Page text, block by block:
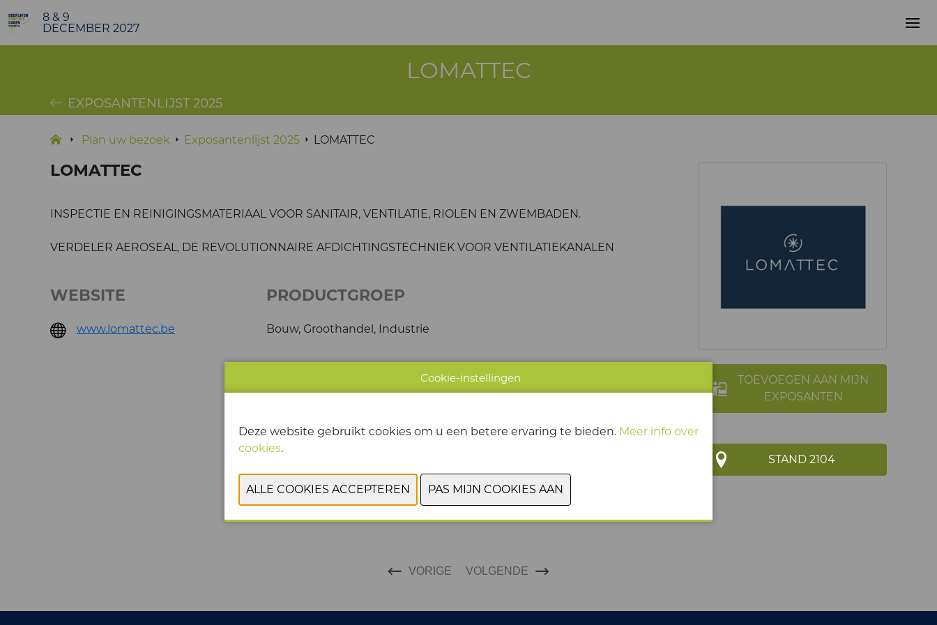
8 & 9
DECEMBER 2027
LOMATTEC
EXPOSANTENLIJST 2025
Plan uw bezoek Exposantenlijst 2025 LOMATTEC
LOMATTEC
TOEVOEGEN AAN MIJN
EXPOSANTEN
STAND 2104
INSPECTIE EN REINIGINGSMATERIAAL VOOR SANITAIR, VENTILATIE, RIOLEN EN ZWEMBADEN.
VERDELER AEROSEAL, DE REVOLUTIONNAIRE AFDICHTINGSTECHNIEK VOOR VENTILATIEKANALEN
WEBSITE
www.lomattec.be
PRODUCTGROEP
Bouw, Groothandel, Industrie
VORIGE VOLGENDE
Cookie-instellingen
Deze website gebruikt cookies om u een betere ervaring te bieden. Meer info over
cookies.